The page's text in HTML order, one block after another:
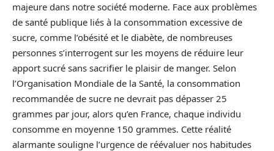
majeure dans notre société moderne. Face aux problèmes
de santé publique liés à la consommation excessive de
sucre, comme l’obésité et le diabète, de nombreuses
personnes s’interrogent sur les moyens de réduire leur
apport sucré sans sacrifier le plaisir de manger. Selon
l’Organisation Mondiale de la Santé, la consommation
recommandée de sucre ne devrait pas dépasser 25
grammes par jour, alors qu’en France, chaque individu
consomme en moyenne 150 grammes. Cette réalité
alarmante souligne l’urgence de réévaluer nos habitudes